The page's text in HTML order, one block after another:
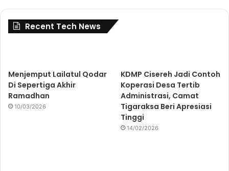
Recent Tech News
Menjemput Lailatul Qodar
Di Sepertiga Akhir
Ramadhan
10/03/2026
KDMP Cisereh Jadi Contoh
Koperasi Desa Tertib
Administrasi, Camat
Tigaraksa Beri Apresiasi
Tinggi
14/02/2026